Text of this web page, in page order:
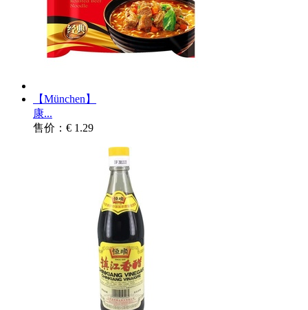
【München】
康...
售价：€ 1.29